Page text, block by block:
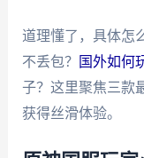
道理懂了，具体怎
不丢包？
国外如何
子？这里聚焦三款
获得丝滑体验。